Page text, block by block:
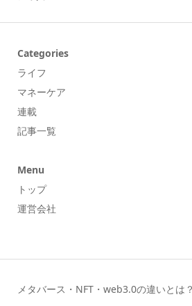
Categories
ライフ
マネーケア
連載
記事一覧
Menu
トップ
運営会社
メタバース・NFT・web3.0の違いとは